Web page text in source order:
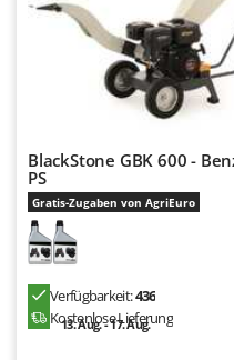
BlackStone GBK 600 -
PS
Gratis-Zugaben von AgriEuro
Verfügbarkeit:436
Kostenlose Lieferung
13. Aug. - 17. Aug.